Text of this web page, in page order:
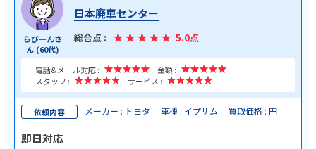
らびーんさ
ん (60代)
日本廃車センター
総合点 : 5.0点
電話&メール対応 :
金額 :
スタッフ :
サービス :
依頼内容 メーカー : トヨタ 車種 : イプサム 買取価格 : 円
即日対応